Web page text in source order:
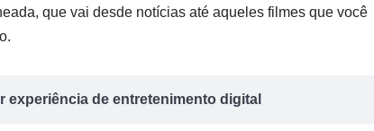
que vai desde notícias até aqueles filmes que você
experiência de entretenimento digital